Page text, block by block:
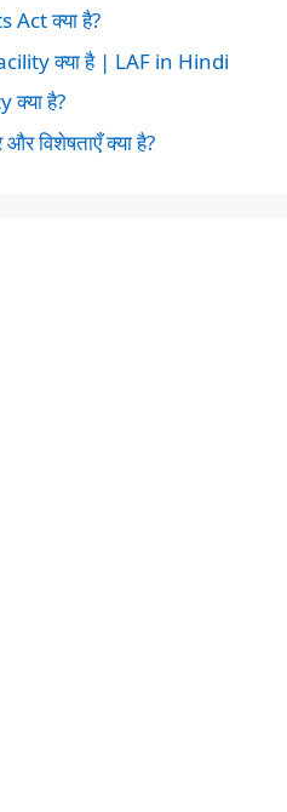
क्या है?
क्या है | LAF in Hindi
है?
और विशेषताएँ क्या है?